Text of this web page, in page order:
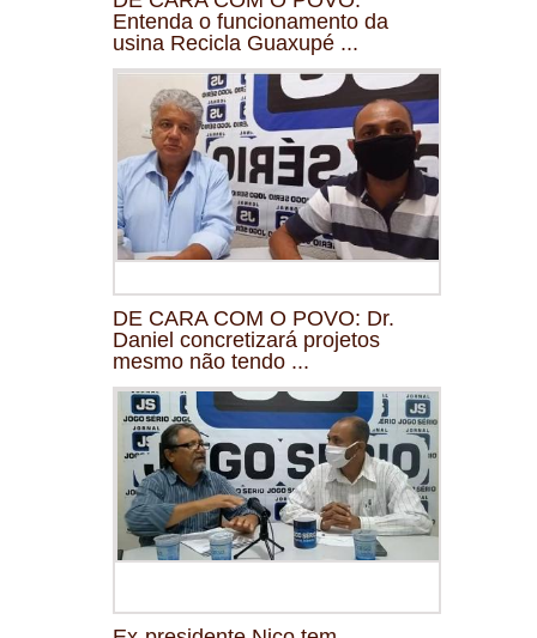
Entenda o funcionamento da
usina Recicla Guaxupé ...
DE CARA COM O POVO: Dr.
Daniel concretizará projetos
mesmo não tendo ...